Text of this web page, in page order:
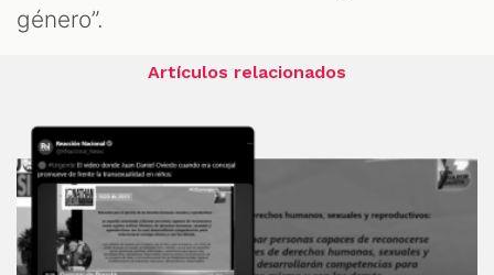
género”.
Artículos relacionados